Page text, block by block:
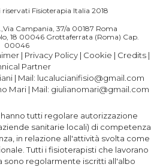
Fisioterapia Italia 2018
Campania, 37/a 00187 Roma
18 00046 Grottaferrata (Roma) Cap.
00046
| Privacy Policy | Cookie | Credits |
Partner
| Mail: lucalucianifisio@gmail.com
Mari| Mail: giulianomari@gmail.com
tutti regolare autorizzazione
sanitarie locali) di competenza
in relazione all'attività svolta come
Tutti i fisioterapisti che lavorano
sono regolarmente iscritti all'albo